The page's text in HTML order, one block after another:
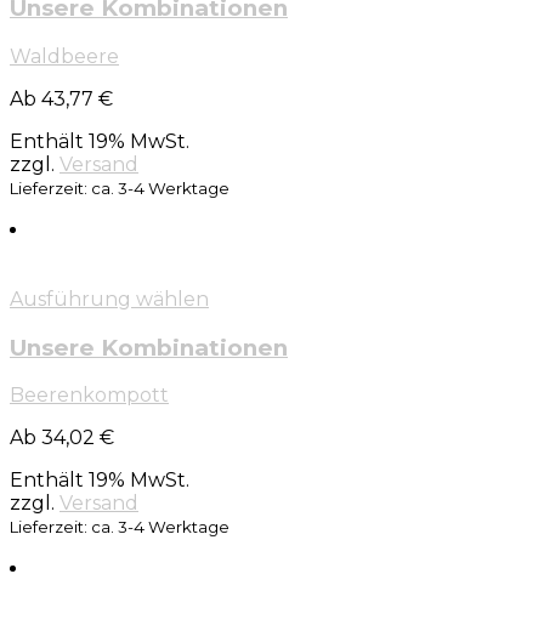
Unsere Kombinationen
Waldbeere
Ab 43,77 €
Enthält 19% MwSt.
zzgl. Versand
Lieferzeit: ca. 3-4 Werktage
Ausführung wählen
Unsere Kombinationen
Beerenkompott
Ab 34,02 €
Enthält 19% MwSt.
zzgl. Versand
Lieferzeit: ca. 3-4 Werktage